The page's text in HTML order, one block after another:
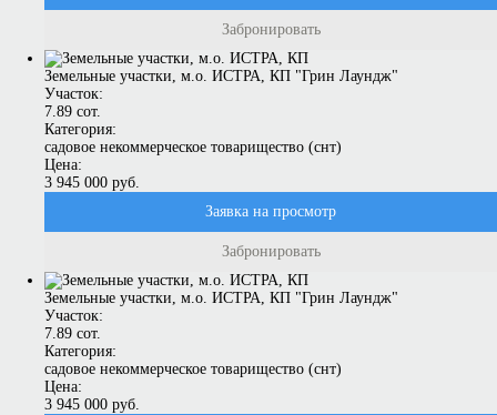
Забронировать
Земельные участки, м.о. ИСТРА, КП "Грин Лаундж"
Участок:
7.89 сот.
Категория:
садовое некоммерческое товарищество (снт)
Цена:
3 945 000 руб.
Заявка на просмотр
Забронировать
Земельные участки, м.о. ИСТРА, КП "Грин Лаундж"
Участок:
7.89 сот.
Категория:
садовое некоммерческое товарищество (снт)
Цена:
3 945 000 руб.